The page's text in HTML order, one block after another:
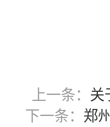
上一条： 关
下一条： 郑